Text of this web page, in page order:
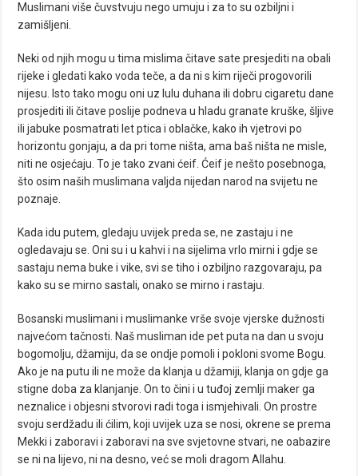
Muslimani više čuvstvuju nego umuju i za to su ozbiljni i
zamišljeni.
Neki od njih mogu u tima mislima čitave sate presjediti na obali
rijeke i gledati kako voda teče, a da ni s kim riječi progovorili
nijesu. Isto tako mogu oni uz lulu duhana ili dobru cigaretu dane
prosjediti ili čitave poslije podneva u hladu granate kruške, šljive
ili jabuke posmatrati let ptica i oblačke, kako ih vjetrovi po
horizontu gonjaju, a da pri tome ništa, ama baš ništa ne misle,
niti ne osjećaju. To je tako zvani ćeif. Ćeif je nešto posebnoga,
što osim naših muslimana valjda nijedan narod na svijetu ne
poznaje.
Kada idu putem, gledaju uvijek preda se, ne zastaju i ne
ogledavaju se. Oni su i u kahvi i na sijelima vrlo mirni i gdje se
sastaju nema buke i vike, svi se tiho i ozbiljno razgovaraju, pa
kako su se mirno sastali, onako se mirno i rastaju.
Bosanski muslimani i muslimanke vrše svoje vjerske dužnosti
najvećom tačnosti. Naš musliman ide pet puta na dan u svoju
bogomolju, džamiju, da se ondje pomoli i pokloni svome Bogu.
Ako je na putu ili ne može da klanja u džamiji, klanja on gdje ga
stigne doba za klanjanje. On to čini i u tuđoj zemlji maker ga
neznalice i objesni stvorovi radi toga i ismjehivali. On prostre
svoju serdžadu ili ćilim, koji uvijek uza se nosi, okrene se prema
Mekki i zaboravi i zaboravi na sve svjetovne stvari, ne oabazire
se ni na lijevo, ni na desno, već se moli dragom Allahu.